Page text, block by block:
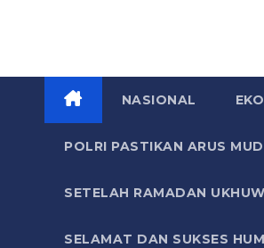
NASIONAL
POLRI PASTIKAN ARUS
SETELAH RAMADAN
SELAMAT DAN SUKSES